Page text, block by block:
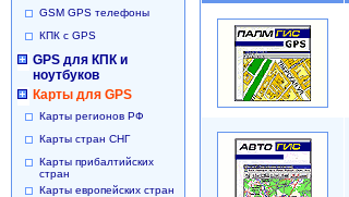
GSM GPS телефоны
КПК с GPS
GPS для КПК и
ноутбуков
Карты для GPS
Карты регионов РФ
Карты стран СНГ
Карты прибалтийских
стран
Карты европейских стран